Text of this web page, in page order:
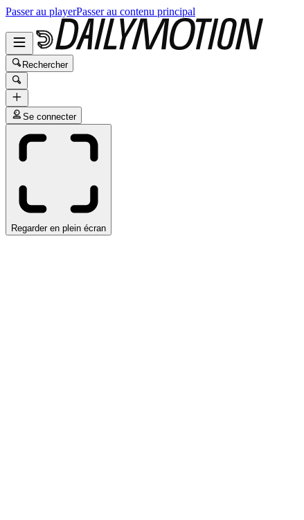
Passer au playerPasser au contenu principal
Rechercher
Se connecter
Regarder en plein écran